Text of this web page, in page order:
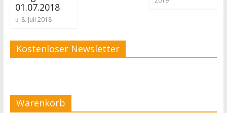
01.07.2018
8. Juli 2018
Kostenloser Newsletter
Warenkorb